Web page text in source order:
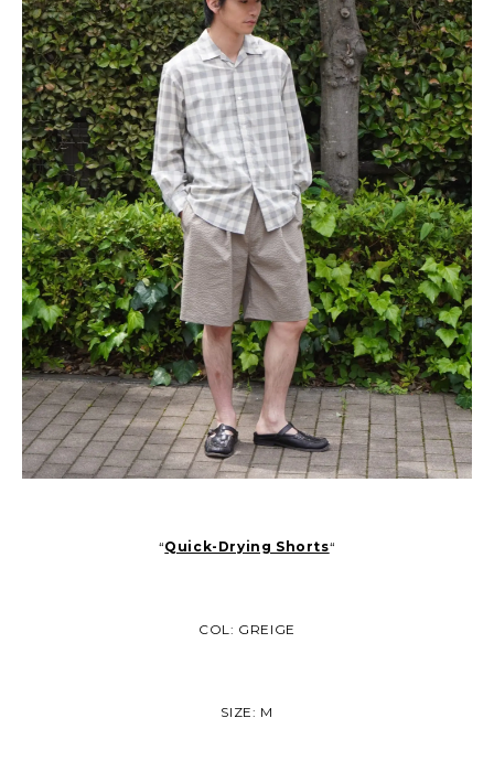
“Quick-Drying Shorts“
COL: GREIGE
SIZE: M